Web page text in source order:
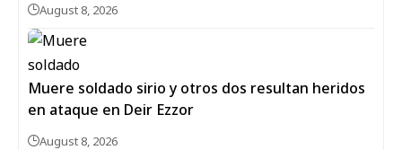
August 8, 2026
Muere soldado sirio y otros dos resultan heridos
en ataque en Deir Ezzor
August 8, 2026